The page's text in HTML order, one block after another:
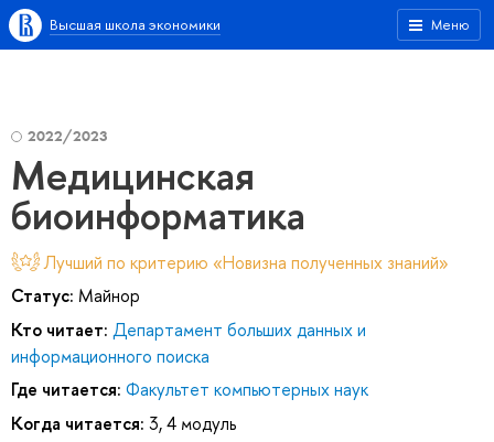
Меню
Высшая школа экономики
2022/2023
Медицинская
биоинформатика
Лучший по критерию «Новизна полученных знаний»
Статус: Майнор
Кто читает: Департамент больших данных и
информационного поиска
Где читается: Факультет компьютерных наук
Когда читается: 3, 4 модуль